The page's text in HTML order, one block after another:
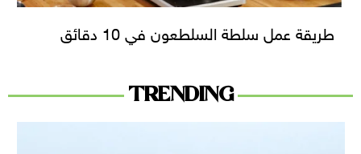
طريقة عمل سلطة السلطعون في 10 دقائق
TRENDING